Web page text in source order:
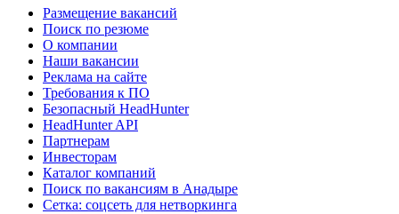
Размещение вакансий
Поиск по резюме
О компании
Наши вакансии
Реклама на сайте
Требования к ПО
Безопасный HeadHunter
HeadHunter API
Партнерам
Инвесторам
Каталог компаний
Поиск по вакансиям в Анадыре
Сетка: соцсеть для нетворкинга